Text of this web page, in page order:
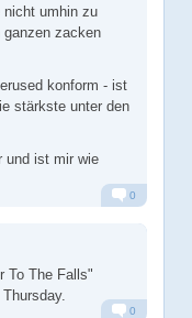
nicht umhin zu
zacken
konform - ist
stärkste unter den
und ist mir wie
0
To The Falls"
0